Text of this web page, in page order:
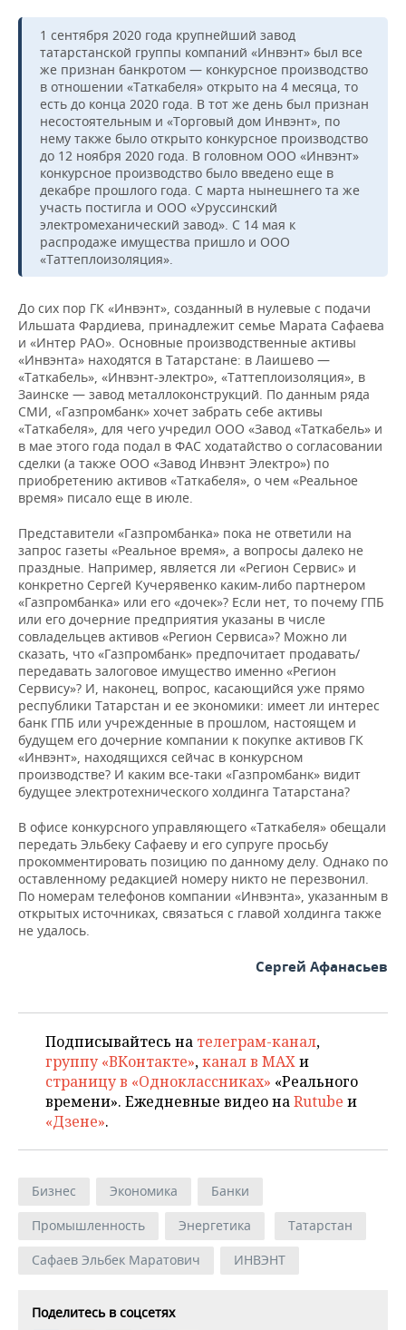
1 сентября 2020 года крупнейший завод
татарстанской группы компаний «Инвэнт» был все
же признан банкротом — конкурсное производство
в отношении «Таткабеля» открыто на 4 месяца, то
есть до конца 2020 года. В тот же день был признан
несостоятельным и «Торговый дом Инвэнт», по
нему также было открыто конкурсное производство
до 12 ноября 2020 года. В головном ООО «Инвэнт»
конкурсное производство было введено еще в
декабре прошлого года. С марта нынешнего та же
участь постигла и ООО «Уруссинский
электромеханический завод». С 14 мая к
распродаже имущества пришло и ООО
«Таттеплоизоляция».
До сих пор ГК «Инвэнт», созданный в нулевые с подачи
Ильшата Фардиева, принадлежит семье Марата Сафаева
и «Интер РАО». Основные производственные активы
«Инвэнта» находятся в Татарстане: в Лаишево —
«Таткабель», «Инвэнт-электро», «Таттеплоизоляция», в
Заинске — завод металлоконструкций. По данным ряда
СМИ, «Газпромбанк» хочет забрать себе активы
«Таткабеля», для чего учредил ООО «Завод «Таткабель» и
в мае этого года подал в ФАС ходатайство о согласовании
сделки (а также ООО «Завод Инвэнт Электро») по
приобретению активов «Таткабеля», о чем «Реальное
время» писало еще в июле.
Представители «Газпромбанка» пока не ответили на
запрос газеты «Реальное время», а вопросы далеко не
праздные. Например, является ли «Регион Сервис» и
конкретно Сергей Кучерявенко каким-либо партнером
«Газпромбанка» или его «дочек»? Если нет, то почему ГПБ
или его дочерние предприятия указаны в числе
совладельцев активов «Регион Сервиса»? Можно ли
сказать, что «Газпромбанк» предпочитает продавать/
передавать залоговое имущество именно «Регион
Сервису»? И, наконец, вопрос, касающийся уже прямо
республики Татарстан и ее экономики: имеет ли интерес
банк ГПБ или учрежденные в прошлом, настоящем и
будущем его дочерние компании к покупке активов ГК
«Инвэнт», находящихся сейчас в конкурсном
производстве? И каким все-таки «Газпромбанк» видит
будущее электротехнического холдинга Татарстана?
В офисе конкурсного управляющего «Таткабеля» обещали
передать Эльбеку Сафаеву и его супруге просьбу
прокомментировать позицию по данному делу. Однако по
оставленному редакцией номеру никто не перезвонил.
По номерам телефонов компании «Инвэнта», указанным в
открытых источниках, связаться с главой холдинга также
не удалось.
Сергей Афанасьев
Подписывайтесь на телеграм-канал,
группу «ВКонтакте»,канал в MAXи
страницу в «Одноклассниках» «Реального
времени». Ежедневные видео наRutube и
«Дзене».
Бизнес Экономика
Банки
Промышленность
Энергетика
Татарстан
Сафаев Эльбек Маратович
ИНВЭНТ
Поделитесь в соцсетях